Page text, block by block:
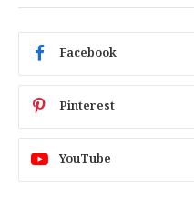
Facebook
Pinterest
YouTube